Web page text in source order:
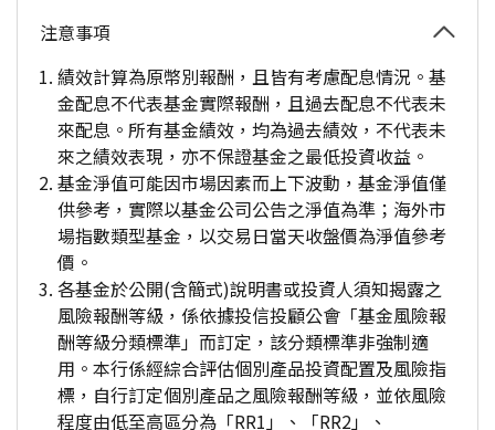
注意事項
績效計算為原幣別報酬，且皆有考慮配息情況。基
金配息不代表基金實際報酬，且過去配息不代表未
來配息。所有基金績效，均為過去績效，不代表未
來之績效表現，亦不保證基金之最低投資收益。
基金淨值可能因市場因素而上下波動，基金淨值僅
供參考，實際以基金公司公告之淨值為準；海外市
場指數類型基金，以交易日當天收盤價為淨值參考
價。
各基金於公開(含簡式)說明書或投資人須知揭露之
風險報酬等級，係依據投信投顧公會「基金風險報
酬等級分類標準」而訂定，該分類標準非強制適
用。本行係經綜合評估個別產品投資配置及風險指
標，自行訂定個別產品之風險報酬等級，並依風險
程度由低至高區分為「RR1」、「RR2」、